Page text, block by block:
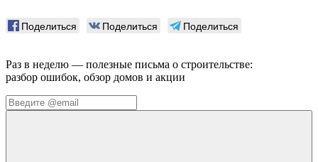
Поделиться Поделиться Поделиться
Раз в неделю — полезные письма о строительстве:
разбор ошибок, обзор домов и акции